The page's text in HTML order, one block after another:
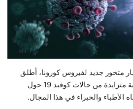
متحور جديد لفيروس كورونا، أطلق
عليه “نيمبوس” ويشكل نسبة متزايدة من حالات كوفيد 19 حول
الأطباء والخبراء في هذا المجال.